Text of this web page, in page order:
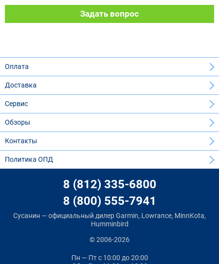
Задать вопрос
Оплата
Доставка
Сервис
Обзоры
Контакты
Политика ОПД
8 (812) 335-6800
8 (800) 555-7941
Сусанин — официальный дилер Garmin, Lowrance, MinnKota,
Humminbird
© 2006-2026
Пн — Птс 10:00 до 20:00